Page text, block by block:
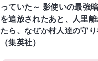
っていた～ 影使いの最強
を追放されたあと、人里
たら、なぜか村人達の守り
（集英社）